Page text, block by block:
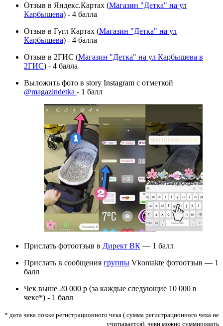
Отзыв в Яндекс.Картах (Магазин "Детка" на ул
Карбышева) - 4 балла
Отзыв в Гугл Картах (Магазин "Детка" на ул
Карбышева) - 4 балла
Отзыв в 2ГИС (Магазин "Детка" на ул Карбышева в
2ГИС) - 4 балла
Выложить фото в story Instagram с отметкой
@magazindetka - 1 балл
Прислать фотоотзыв в Директ ВК — 1 балл
Прислать в сообщения группы Vkontakte фотоотзыв — 1
балл
Чек выше 20 000 р (за каждые следующие 10 000 в
чеке*) - 1 балл
* дата чека позже регистрационного чека ( сумма регистрационного чека не
учитывается), чеки можно суммировать